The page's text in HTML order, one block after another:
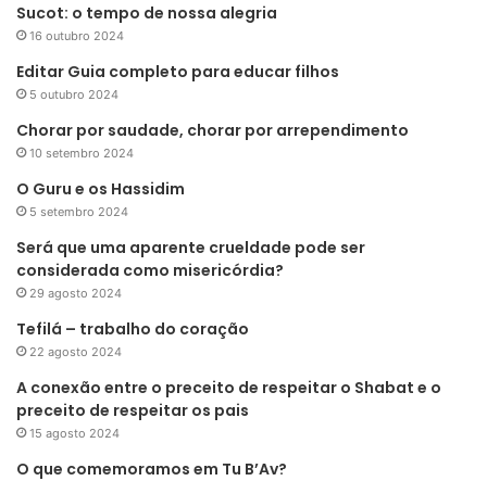
Sucot: o tempo de nossa alegria
16 outubro 2024
Editar Guia completo para educar filhos
5 outubro 2024
Chorar por saudade, chorar por arrependimento
10 setembro 2024
O Guru e os Hassidim
5 setembro 2024
Será que uma aparente crueldade pode ser
considerada como misericórdia?
29 agosto 2024
Tefilá – trabalho do coração
22 agosto 2024
A conexão entre o preceito de respeitar o Shabat e o
preceito de respeitar os pais
15 agosto 2024
O que comemoramos em Tu B’Av?